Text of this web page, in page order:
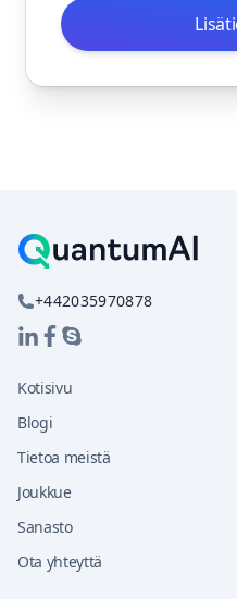
+442035970878
Kotisivu
Blogi
Tietoa meistä
Joukkue
Sanasto
Ota yhteyttä